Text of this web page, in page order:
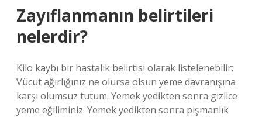
Zayıflanmanın belirtileri
nelerdir?
Kilo kaybı bir hastalık belirtisi olarak listelenebilir:
Vücut ağırlığınız ne olursa olsun yeme davranışına
karşı olumsuz tutum. Yemek yedikten sonra gizlice
yeme eğiliminiz. Yemek yedikten sonra pişmanlık